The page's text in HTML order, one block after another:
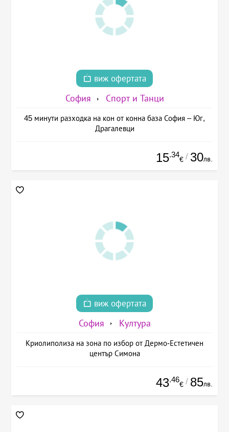
виж офертата
София Спорт и Танци
45 минути разходка на кон от конна база София – Юг,
Драгалевци
15.34
€ / 30лв.
виж офертата
София Култура
Криолиполиза на зона по избор от Дермо-Естетичен
център Симона
43.46
€ / 85лв.